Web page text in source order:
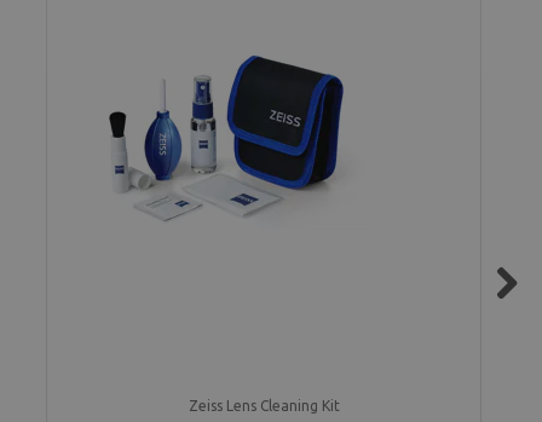
Zeiss Lens Cleaning Kit